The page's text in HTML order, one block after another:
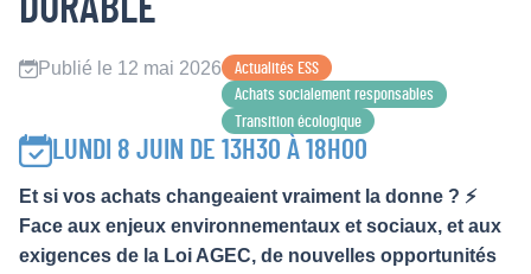
DURABLE
Publié le 12 mai 2026
Actualités ESS
Achats socialement responsables
Transition écologique
LUNDI 8 JUIN DE 13H30 À 18H00
Et si vos achats changeaient vraiment la donne ? ⚡
Face aux enjeux environnementaux et sociaux, et aux
exigences de la Loi AGEC, de nouvelles opportunités